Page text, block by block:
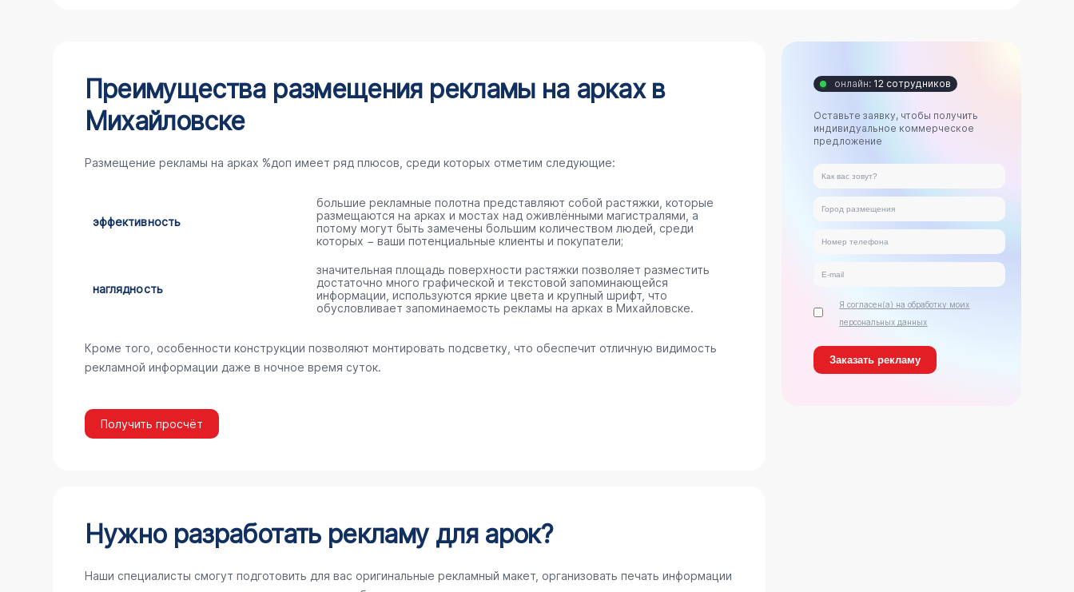
Преимущества размещения рекламы на арках в
Михайловске
Размещение рекламы на арках %доп имеет ряд плюсов, среди которых отметим следующие:
эффективность
большие рекламные полотна представляют собой растяжки, которые
размещаются на арках и мостах над оживлёнными магистралями, а
потому могут быть замечены большим количеством людей, среди
которых − ваши потенциальные клиенты и покупатели;
наглядность
значительная площадь поверхности растяжки позволяет разместить
достаточно много графической и текстовой запоминающейся
информации, используются яркие цвета и крупный шрифт, что
обусловливает запоминаемость рекламы на арках в Михайловске.
Кроме того, особенности конструкции позволяют монтировать подсветку, что обеспечит отличную видимость
рекламной информации даже в ночное время суток.
Получить просчёт
Нужно разработать рекламу для арок?
Наши специалисты смогут подготовить для вас оригинальные рекламный макет, организовать печать информации
онлайн: 12 сотрудников
Оставьте заявку, чтобы получить
индивидуальное коммерческое
предложение
Я согласен(а) на обработку моих
персональных данных